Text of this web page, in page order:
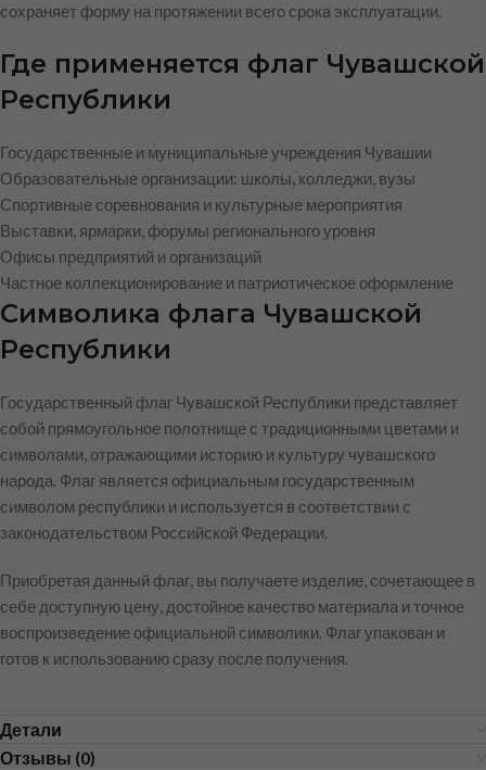
сохраняет форму на протяжении всего срока эксплуатации.
Где применяется флаг Чувашской
Республики
Государственные и муниципальные учреждения Чувашии
Образовательные организации: школы, колледжи, вузы
Спортивные соревнования и культурные мероприятия
Выставки, ярмарки, форумы регионального уровня
Офисы предприятий и организаций
Частное коллекционирование и патриотическое оформление
Символика флага Чувашской
Республики
Государственный флаг Чувашской Республики представляет
собой прямоугольное полотнище с традиционными цветами и
символами, отражающими историю и культуру чувашского
народа. Флаг является официальным государственным
символом республики и используется в соответствии с
законодательством Российской Федерации.
Приобретая данный флаг, вы получаете изделие, сочетающее в
себе доступную цену, достойное качество материала и точное
воспроизведение официальной символики. Флаг упакован и
готов к использованию сразу после получения.
Детали
Отзывы (0)